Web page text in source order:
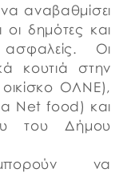
αναβαθμίσει
δημότες και
Οι
κουτιά στην
ΟΛΝΕ),
Net food) και
του Δήμου
να